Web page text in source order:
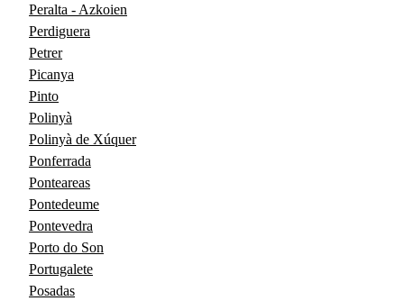
Peralta - Azkoien
Perdiguera
Petrer
Picanya
Pinto
Polinyà
Polinyà de Xúquer
Ponferrada
Ponteareas
Pontedeume
Pontevedra
Porto do Son
Portugalete
Posadas